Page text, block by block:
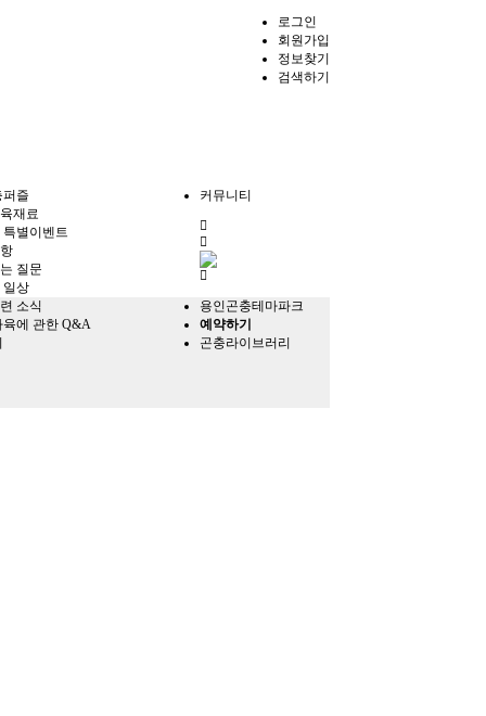
로그인
회원가입
정보찾기
검색하기
퍼즐
재료
특별이벤트
커뮤니티
질문
일상
소식
육에 관한 Q&A
메
용인곤충테마파크
예약하기
곤충라이브러리